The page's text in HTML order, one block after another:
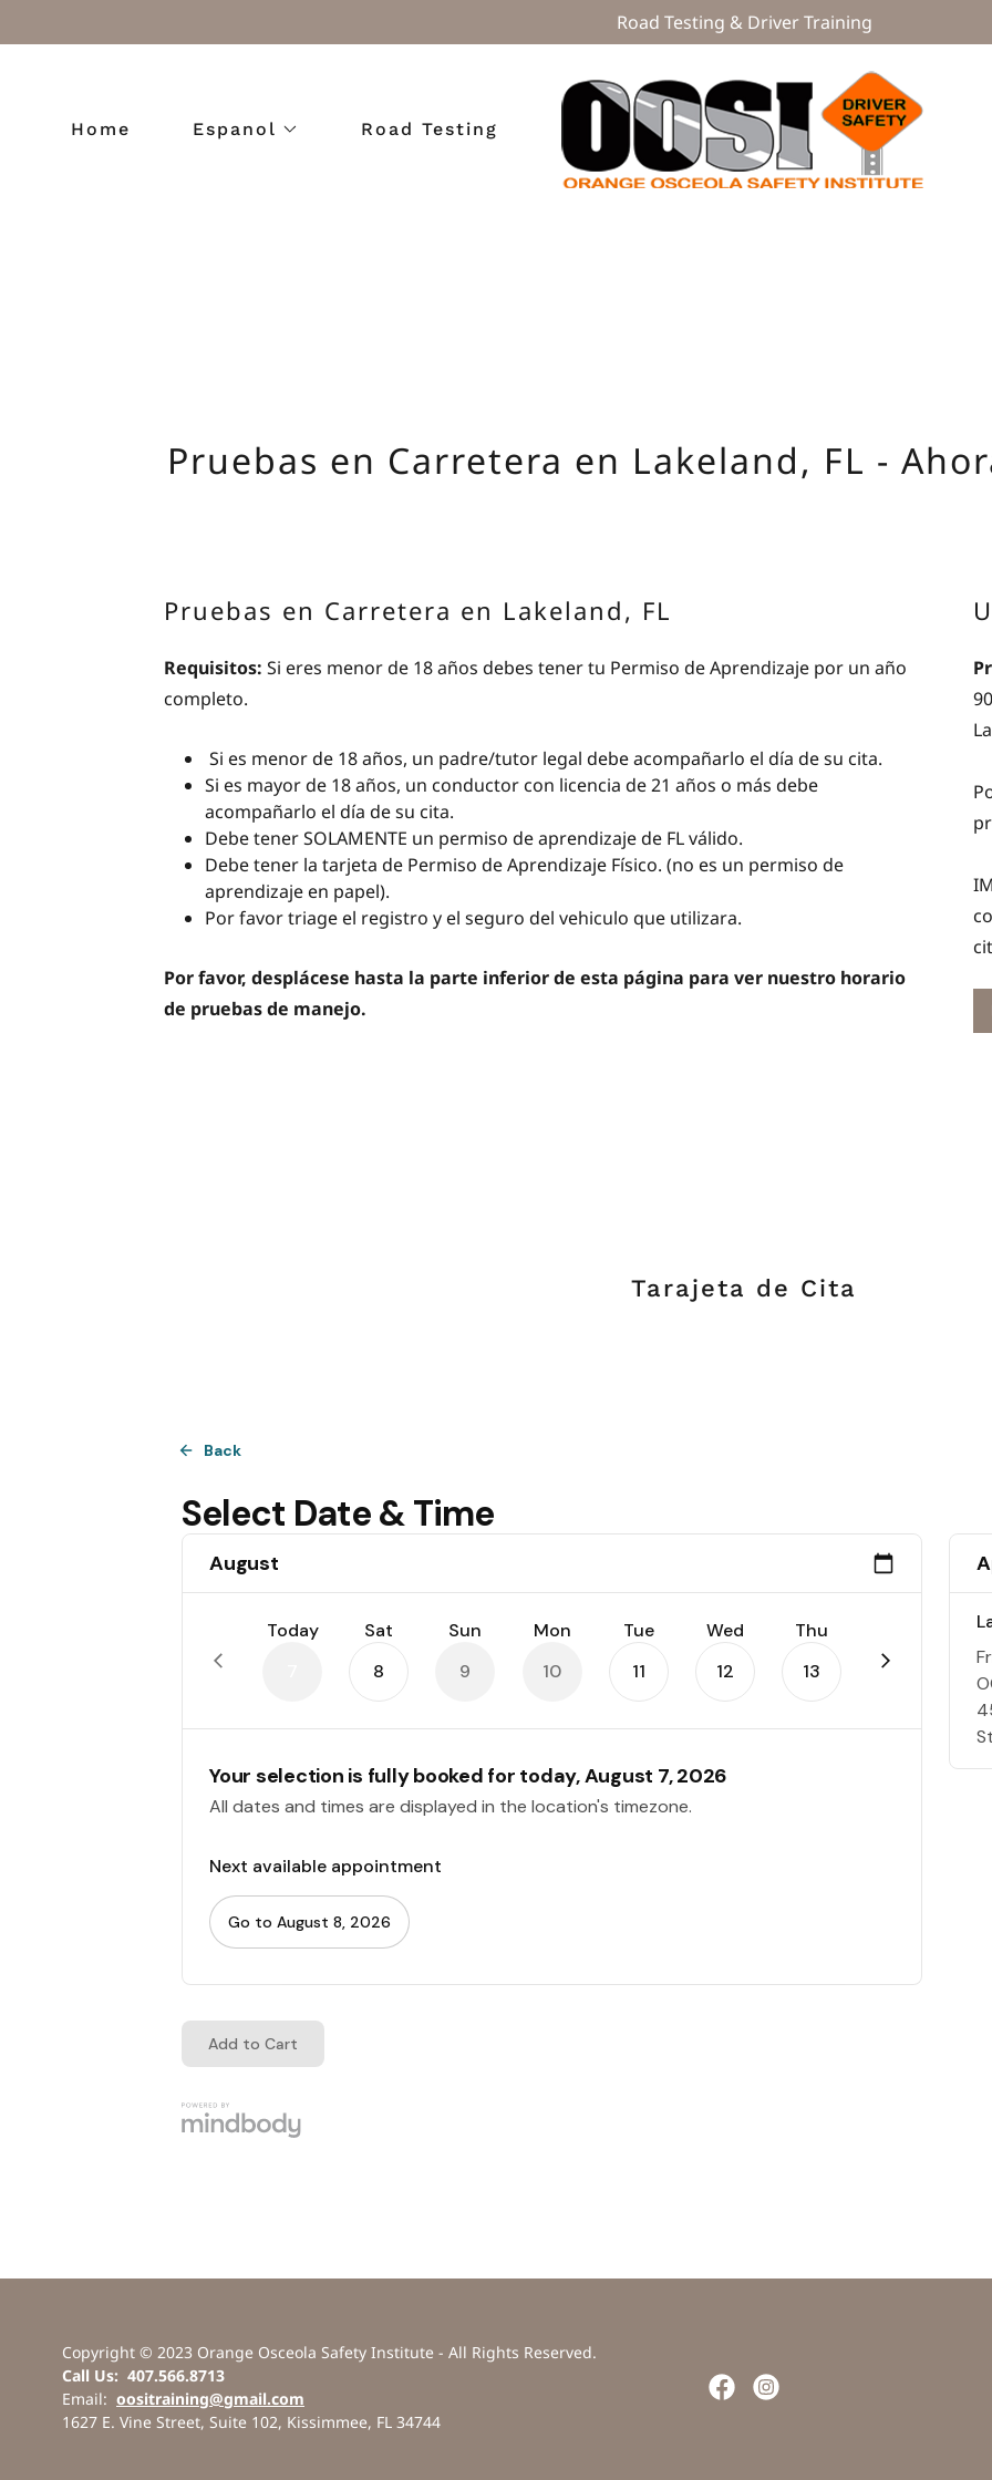
Road Testing & Driver Training
Home Espanol Road Testing
Pruebas en Carretera en Lakeland, FL -
Pruebas en Carretera en Lakeland, FL
Requisitos: Si eres menor de 18 años debes tener tu Permiso de Aprendizaje por un año
completo.
Si es menor de 18 años, un padre/tutor legal debe acompañarlo el día de su cita.
Si es mayor de 18 años, un conductor con licencia de 21 años o más debe
acompañarlo el día de su cita.
Debe tener SOLAMENTE un permiso de aprendizaje de FL válido.
Debe tener la tarjeta de Permiso de Aprendizaje Físico. (no es un permiso de
aprendizaje en papel).
Por favor triage el registro y el seguro del vehiculo que utilizara.
Por favor, desplácese hasta la parte inferior de esta página para ver nuestro horario
de pruebas de manejo.
Tarajeta de Cita
Copyright © 2023 Orange Osceola Safety Institute - All Rights Reserved.
Call Us: 407.566.8713
Email: oositraining@gmail.com
1627 E. Vine Street, Suite 102, Kissimmee, FL 34744